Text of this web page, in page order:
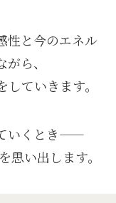
性と今のエネル
ら、
ていきます。
いくとき——
思い出します。